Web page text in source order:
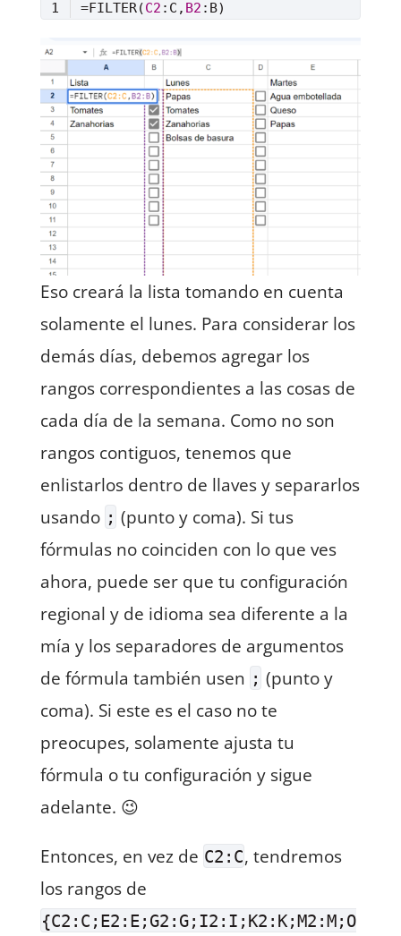
=FILTER(C2 :C, B2
Eso creará la lista tomando en cuenta
solamente el lunes. Para considerar los
demás días, debemos agregar los
rangos correspondientes a las cosas de
cada día de la semana. Como no son
rangos contiguos, tenemos que
enlistarlos dentro de llaves y separarlos
usando ; (punto y coma). Si tus
fórmulas no coinciden con lo que ves
ahora, puede ser que tu configuración
regional y de idioma sea diferente a la
mía y los separadores de argumentos
de fórmula también usen ; (punto y
coma). Si este es el caso no te
preocupes, solamente ajusta tu
fórmula o tu configuración y sigue
adelante. 😉
Entonces, en vez de C2:C, tendremos
los rangos de
{C2:C;E2:E;G2:G;I2:I;K2:K;M2:M;O